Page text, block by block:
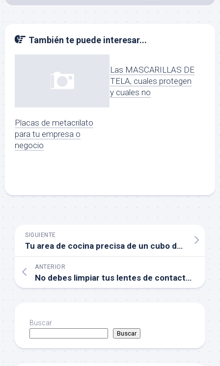
También te puede interesar...
Placas de metacrilato
para tu empresa o
negocio
Las MASCARILLAS DE
TELA, cuales protegen
y cuales no
SIGUIENTE
Tu area de cocina precisa de un cubo de reciclaje
ANTERIOR
No debes limpiar tus lentes de contacto con agua del grifo
Buscar
Buscar